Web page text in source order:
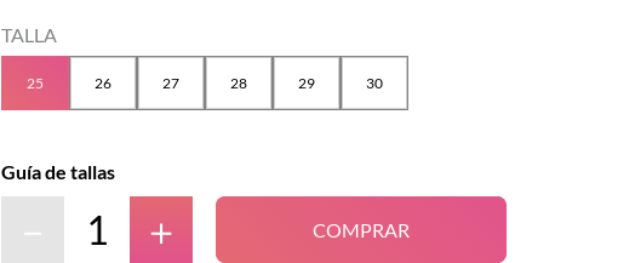
TALLA
25 26 27 28 29 30
Guía de tallas
＋
－ COMPRAR